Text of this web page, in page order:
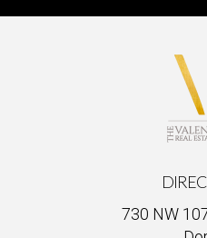
730 NW